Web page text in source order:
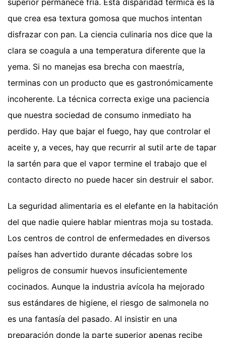
que crea esa textura gomosa que muchos intentan
disfrazar con pan. La ciencia culinaria nos dice que la
clara se coagula a una temperatura diferente que la
yema. Si no manejas esa brecha con maestría,
terminas con un producto que es gastronómicamente
incoherente. La técnica correcta exige una paciencia
que nuestra sociedad de consumo inmediato ha
perdido. Hay que bajar el fuego, hay que controlar el
aceite y, a veces, hay que recurrir al sutil arte de tapar
la sartén para que el vapor termine el trabajo que el
contacto directo no puede hacer sin destruir el sabor.
La seguridad alimentaria es el elefante en la habitación
del que nadie quiere hablar mientras moja su tostada.
Los centros de control de enfermedades en diversos
países han advertido durante décadas sobre los
peligros de consumir huevos insuficientemente
cocinados. Aunque la industria avícola ha mejorado
sus estándares de higiene, el riesgo de salmonela no
es una fantasía del pasado. Al insistir en una
preparación donde la parte superior apenas recibe